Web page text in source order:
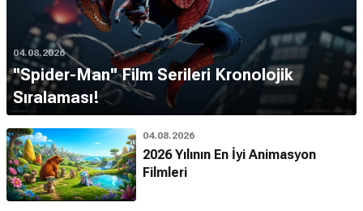
04.08.2026
''Spider-Man'' Film Serileri Kronolojik
Sıralaması!
04.08.2026
2026 Yılının En İyi Animasyon
Filmleri